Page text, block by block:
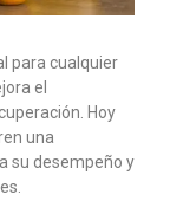
para cualquier
el
Hoy
una
su desempeño y